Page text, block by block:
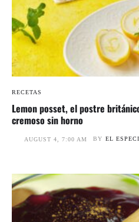
RECETAS
Lemon posset, el postre
cremoso sin horno
AUGUST 4, 7:00 AM BY EL